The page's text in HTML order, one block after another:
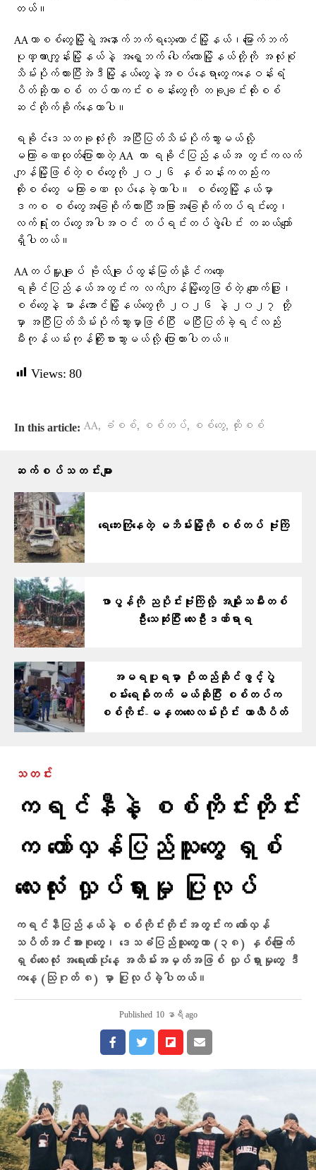
တယ်။
AAဟာစစ်တွေမြို့ရဲ့အနောက်ဘက်ရသေ့တောင်မြို့နယ်၊မြောက်ဘက်
ပုဏ္ဏားကျွန်းမြို့နယ်နဲ့ အရှေ့ဘက် ပေါက်တောမြို့နယ်တို့ကို အလုံးစုံ
သိမ်းပိုက်ထားပြီးအဲဒီမြို့နယ်တွေနဲ့အစပ်နေရာတွေကနေဝန်းရံ
ပိတ်ဆို့ကာစစ် တပ်ကာကင်းစခန်းတွေကို တခုချင်းထိုးစစ်
ဆင်တိုက်ခိုက်နေတာပါ။
ရခိုင်ဒေသတခုလုံးကို အပြီးပြတ်သိမ်းပိုက်သွားမယ်လို့
မကြာခဏထုတ်ပြောထားတဲ့ AA ဟာ ရခိုင်ပြည်နယ်အ တွင်းကလက်
ကျန်မြို့ဖြစ်တဲ့စစ်တွေကို ၂၀၂၆ နှစ်ဆန်းကတည်းက
ထိုးစစ်တွေ မကြာခဏ လုပ်နေခဲ့တာပါ။ စစ်တွေမြို့နယ်မှာ
ဒကစ စစ်တွေအခြေစိုက်ထားပြီးအခြားအခြေစိုက်တပ်ရင်းတွေ၊
လက်ရုံးတပ်တွေအပါအဝင် တပ်ရင်းတပ်ဖွဲ့ပေါင်း တဆယ်ကျော်
ရှိပါတယ်။
AAတပ်မှူးချုပ် ဗိုလ်ချုပ်ထွန်းမြတ်နိုင်ကတော့
ရခိုင်ပြည်နယ်အတွင်းက လက်ကျန်မြို့တွေဖြစ်တဲ့ ကျောက်ဖြူ၊
စစ်တွေနဲ့ မာန်အောင်မြို့နယ်တွေကို ၂၀၂၆ နဲ့ ၂၀၂၇ တို့
မှာ အပြီးပြတ်သိမ်းပိုက်သွားမှာဖြစ်ပြီး မပြီးပြတ်ခဲ့ရင်လည်း
မီးကုန်ယမ်းကုန်ကြိုးစားသွားမယ်လို့ ​ပြောထားပါတယ်။
Views: 80
In this article: AA, ခံစစ်, စစ်တပ်, စစ်တွေ, ထိုးစစ်
ဆက်စပ်သတင်းများ
ရေဘေးကြုံနေတဲ့ မဘိမ်းမြို့ကို စစ်တပ် ဗုံးကြဲ
ဖာပွန်ကို ညပိုင်းဗုံးကြဲလို့ အမျိုးသမီးတစ်
ဦးသေဆုံးပြီး လေးဦးဒဏ်ရာရ
အမရပူရမှာ ပိုးထည်ဆိုင်ဖွင့်ပွဲ
စမ်းရေမိုးတက် မယ်ဆိုပြီး စစ်တပ်က
စစ်ကိုင်း-မန္တလေးလမ်းပိုင်း ယာယီပိတ်
သတင်း
ကရင်နီနဲ့ စစ်ကိုင်းတိုင်း
က တော်လှန်ပြည်သူတွေ ရှစ်
လေးလုံး လှုပ်ရှားမှု ပြုလုပ်
ကရင်နီပြည်နယ်နဲ့ စစ်ကိုင်းတိုင်းအတွင်းက တော်လှန်
သပိတ်အင်အားစုတွေ၊ ဒေသခံပြည်သူတွေဟာ (၃၈) နှစ်မြောက်
ရှစ်လေးလုံး အရေးတော်ပုံနေ့ အထိမ်းအမှတ်အဖြစ် လှုပ်ရှားမှုတွေ ဒီ
ကနေ့ (သြဂုတ် ၈) မှာ ပြုလုပ်ခဲ့ပါတယ်။
Published 10 နာရီ ago